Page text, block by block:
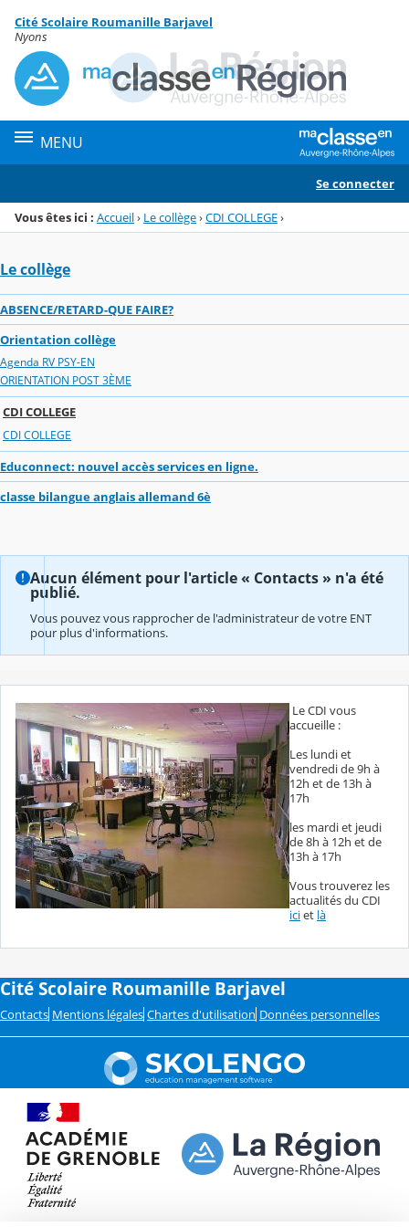
Menu de la rubrique
Contenu
Cité Scolaire Roumanille Barjavel
Nyons
MENU
Se connecter
Vous êtes ici : Accueil› Le collège›CDI COLLEGE›
Le collège
ABSENCE/RETARD-QUE FAIRE?
Orientation collège
Agenda RV PSY-EN
ORIENTATION POST 3ÈME
CDI COLLEGE
CDI COLLEGE
Educonnect: nouvel accès services en ligne.
classe bilangue anglais allemand 6è
Aucun élément pour l'article « Contacts » n'a été
publié.
Vous pouvez vous rapprocher de l'administrateur de votre ENT
pour plus d'informations.
Le CDI vous
accueille :
Les lundi et
vendredi de 9h à
12h et de 13h à
17h
les mardi et jeudi
de 8h à 12h et de
13h à 17h
Vous trouverez les
actualités du CDI
iciet là
Cité Scolaire Roumanille Barjavel
Contacts Mentions légales Chartes d'utilisation Données personnelles